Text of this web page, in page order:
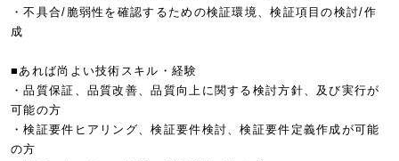
・不具合/脆弱性を確認するための検証環境、検証項目の検討/作
成
■あれば尚よい技術スキル・経験
・品質保証、品質改善、品質向上に関する検討方針、及び実行が
可能の方
・検証要件ヒアリング、検証要件検討、検証要件定義作成が可能
の方